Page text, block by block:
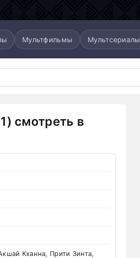
Мультфильмы Мультсериалы
смотреть в
Кханна, Прити Зинта,